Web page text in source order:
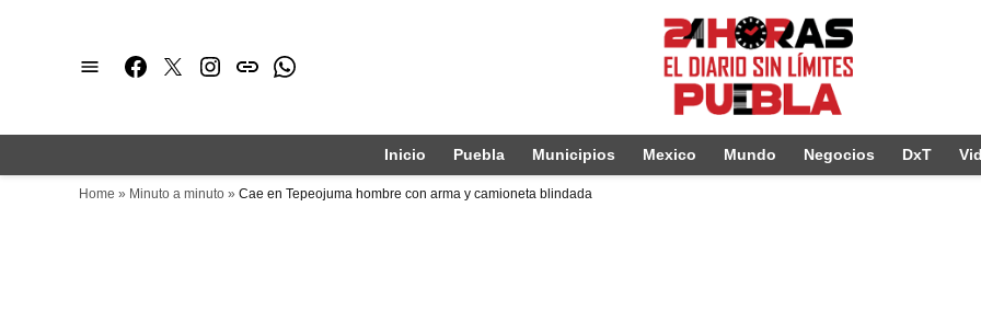
Facebook
TwitterInstagram
issuuWhatsapp
Inicio Puebla Municipios Mexico Mundo Negocios DxT
Home » Minuto a minuto » Cae en Tepeojuma hombre con arma y camioneta blindada